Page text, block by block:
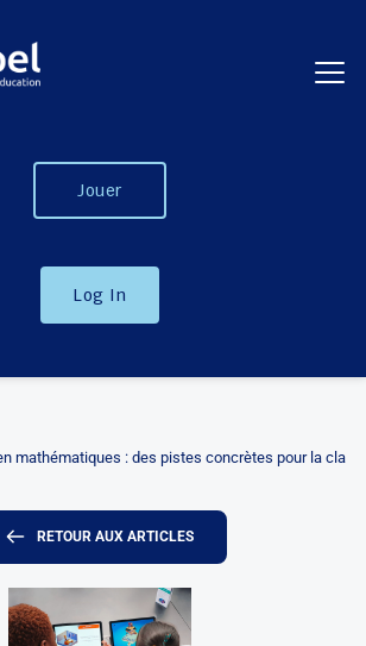
Jouer
Log In
mathématiques : des pistes concrètes pour la cla
RETOUR AUX ARTICLES